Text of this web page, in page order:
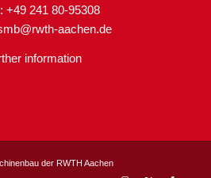
+49 241 80-95308
aachen.de
information
der RWTH Aachen